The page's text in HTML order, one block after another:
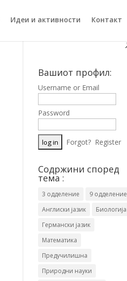
Идеи и активности Контакт
Вашиот профил:
Username or Email
Password
Forgot? Register
Содржини според
тема :
3 одделение
9 одделение
Англиски јазик
Биологија
Германски јазик
Математика
Предучилишна
Природни науки